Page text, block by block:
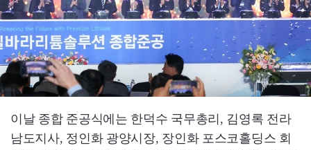
이날 종합 준공식에는 한덕수 국무총리, 김영록 전라
남도지사, 정인화 광양시장, 장인화 포스코홀딩스 회